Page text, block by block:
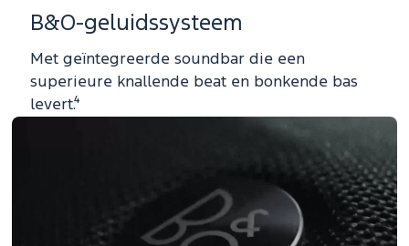
B&O-geluidssysteem
Met geïntegreerde soundbar die een
superieure knallende beat en bonkende bas
levert.⁴